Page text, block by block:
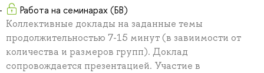
Работа на семинарах (БВ)
Коллективные доклады на заданные темы
продолжительностью 7-15 минут (в завиимости от
количества и размеров групп). Доклад
сопровождается презентацией. Участие в